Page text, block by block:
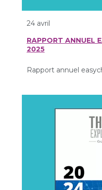
24 avril
RAPPORT ANNUEL
2025
Rapport annuel